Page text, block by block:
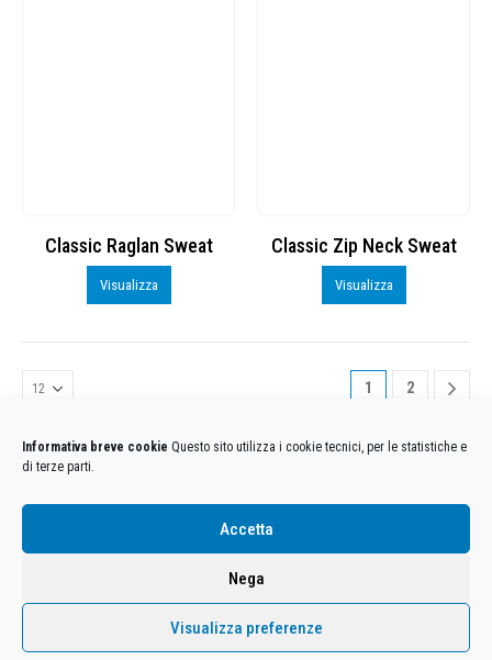
Informativa breve cookie Questo sito utilizza i cookie tecnici, per le statistiche e
di terze parti.
Accetta
Nega
Visualizza preferenze
Classic Raglan Sweat
Visualizza
Classic Zip Neck Sweat
Visualizza
1 2
Condizioni Generali di Utilizzo-Cookies-Privacy
Euro 12.500.000 i.v. - C.F. e Iscr. Reg. Imp. Monza e Brianza 02137480964 - R.E.A. MB-1370021 -
P.IVA. 11005760159 - Direzione e coordinamento art. 2497 C.C. DECATHLON SA, Villeneuve